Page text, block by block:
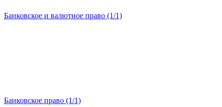
Банковское и валютное право (1/1)
Банковское право (1/1)